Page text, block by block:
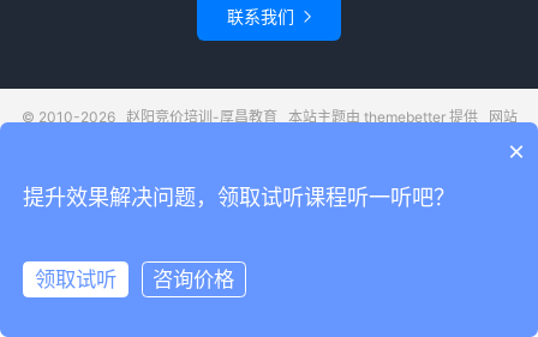
联系我们 
© 2010-2026 赵阳竞价培训-厚昌教育 本站主题由 themebetter提供
网站
×
提升效果解决问题，领取试听课程听一听吧？
领取试听
咨询价格
领取试听